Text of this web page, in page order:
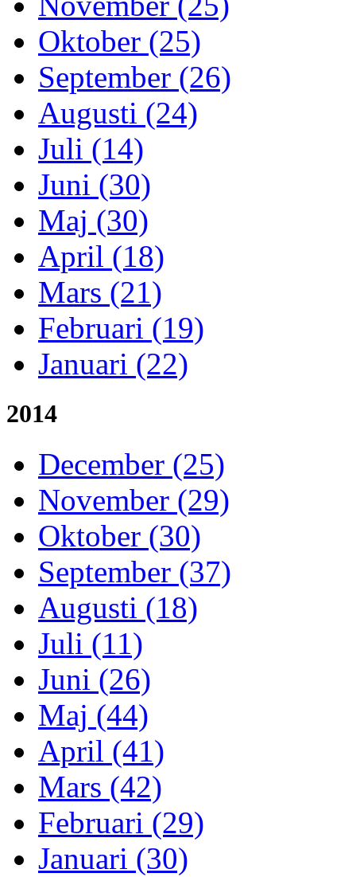
Oktober (25)
September (26)
Augusti (24)
Juli (14)
Juni (30)
Maj (30)
April (18)
Mars (21)
Februari (19)
Januari (22)
2014
December (25)
November (29)
Oktober (30)
September (37)
Augusti (18)
Juli (11)
Juni (26)
Maj (44)
April (41)
Mars (42)
Februari (29)
Januari (30)